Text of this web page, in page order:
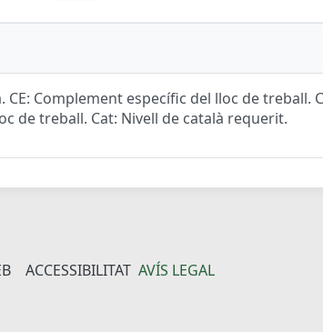
CE: Complement específic del lloc de treball.
de treball. Cat: Nivell de català requerit.
ACCESSIBILITAT AVÍS LEGAL